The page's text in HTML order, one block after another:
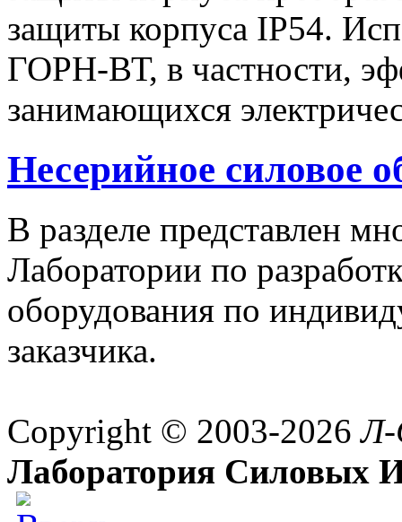
защиты корпуса IP54.
ГОРН-ВТ, в частности,
занимающихся
Несерийное силовое
В разделе представлен
Лаборатории по
оборудования по
заказчика.
Copyright © 2003-2026
Лаборатория Силовых